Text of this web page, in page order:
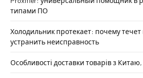
типами ПО
Холодильник протекает: почему течет
устранить неисправность
Особливості доставки товарів з